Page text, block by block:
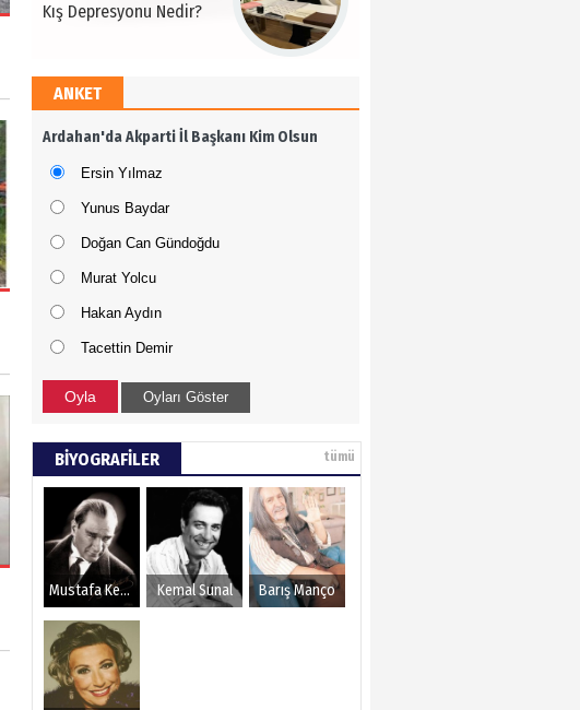
Kış Depresyonu Nedir?
Kış Depresyonu Nedir?
İrem Öztürk
ANKET
Ardahan'da Akparti İl Başkanı Kim Olsun
Ersin Yılmaz
Yunus Baydar
Doğan Can Gündoğdu
Murat Yolcu
Hakan Aydın
Tacettin Demir
Oyla Oyları Göster
BİYOGRAFİLER tümü
Mustafa Kemal Atatürk Kemal Sunal Barış Manço